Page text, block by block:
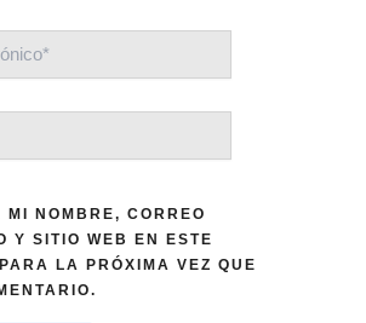
MI NOMBRE, CORREO
Y SITIO WEB EN ESTE
LA PRÓXIMA VEZ QUE